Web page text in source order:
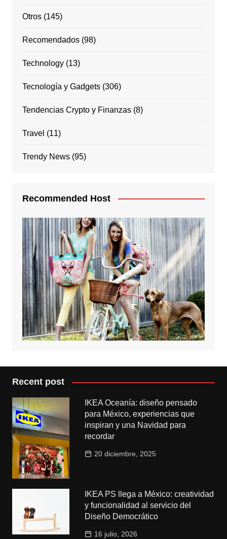
Otros(145)
Recomendados(98)
Technology(13)
Tecnología y Gadgets(306)
Tendencias Crypto y Finanzas(8)
Travel (11)
Trendy News(95)
Recommended Host
Recent post
IKEA Oceanía: diseño pensado
para México, experiencias que
inspiran y una Navidad para
recordar
20 diciembre, 2025
IKEA PS llega a México: creatividad
y funcionalidad al servicio del
Diseño Democrático
16 julio, 2026